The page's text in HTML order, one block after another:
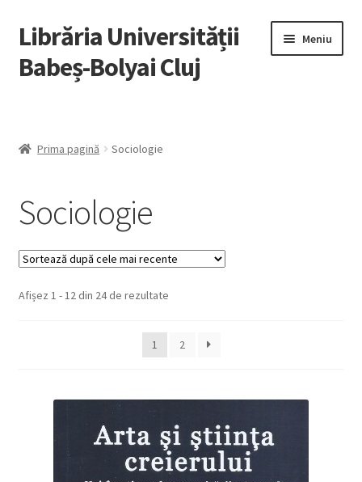
Sari
la
navigare
Sari
la
conținut
Librăria Universității
Babeș-Bolyai Cluj
Meniu
Lista autori
Ghid pentru utilizarea ebook-urilor / Ebook Guide
Manuale lb. română
Prima pagină Sociologie
Sociologie
Afișez 1 - 12 din 24 de rezultate
1 2